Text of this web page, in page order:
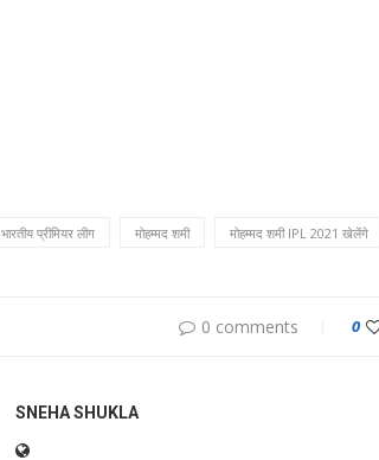
भारतीय प्रीमियर लीग मोहम्मद शमी मोहम्मद शमी IPL 2021 खेलेंगे
0 comments 0
SNEHA SHUKLA